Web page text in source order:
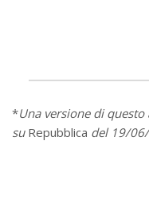
*Una versione di
su Repubblica del 19/